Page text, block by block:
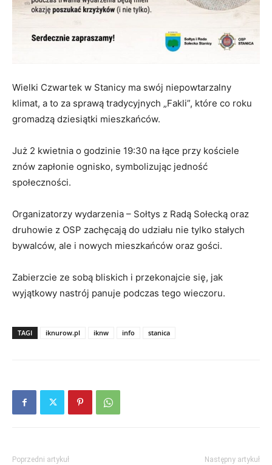
Wielki Czwartek w Stanicy ma swój niepowtarzalny
klimat, a to za sprawą tradycyjnych „Fakli”, które co roku
gromadzą dziesiątki mieszkańców.
Już 2 kwietnia o godzinie 19:30 na łące przy kościele
znów zapłonie ognisko, symbolizując jedność
społeczności.
​Organizatorzy wydarzenia – Sołtys z Radą Sołecką oraz
druhowie z OSP zachęcają do udziału nie tylko stałych
bywalców, ale i nowych mieszkańców oraz gości.
Zabierzcie ze sobą bliskich i przekonajcie się, jak
wyjątkowy nastrój panuje podczas tego wieczoru.
TAGI iknurow.pl iknw info stanica
Poprzedni artykuł Następny artykuł